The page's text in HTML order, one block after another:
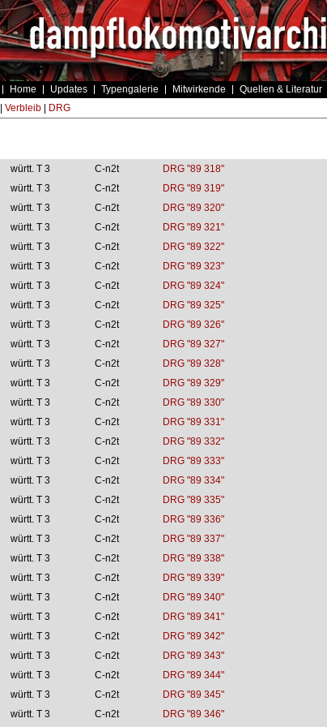
Home Updates Typengalerie Mitwirkende Quellen & Literatur
Verbleib| DRG
württ. T 3 C-n2t
DRG "89 318"
württ. T 3 C-n2t
DRG "89 319"
württ. T 3 C-n2t
DRG "89 320"
württ. T 3 C-n2t
DRG "89 321"
württ. T 3 C-n2t
DRG "89 322"
württ. T 3 C-n2t
DRG "89 323"
württ. T 3 C-n2t
DRG "89 324"
württ. T 3 C-n2t
DRG "89 325"
württ. T 3 C-n2t
DRG "89 326"
württ. T 3 C-n2t
DRG "89 327"
württ. T 3 C-n2t
DRG "89 328"
württ. T 3 C-n2t
DRG "89 329"
württ. T 3 C-n2t
DRG "89 330"
württ. T 3 C-n2t
DRG "89 331"
württ. T 3 C-n2t
DRG "89 332"
württ. T 3 C-n2t
DRG "89 333"
württ. T 3 C-n2t
DRG "89 334"
württ. T 3 C-n2t
DRG "89 335"
württ. T 3 C-n2t
DRG "89 336"
württ. T 3 C-n2t
DRG "89 337"
württ. T 3 C-n2t
DRG "89 338"
württ. T 3 C-n2t
DRG "89 339"
württ. T 3 C-n2t
DRG "89 340"
württ. T 3 C-n2t
DRG "89 341"
württ. T 3 C-n2t
DRG "89 342"
württ. T 3 C-n2t
DRG "89 343"
württ. T 3 C-n2t
DRG "89 344"
württ. T 3 C-n2t
DRG "89 345"
württ. T 3 C-n2t
DRG "89 346"